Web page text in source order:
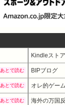
Kindleストア
あとで読む BIPブログ
あとで読む オレ的ゲー
あとで読む 海外の万国